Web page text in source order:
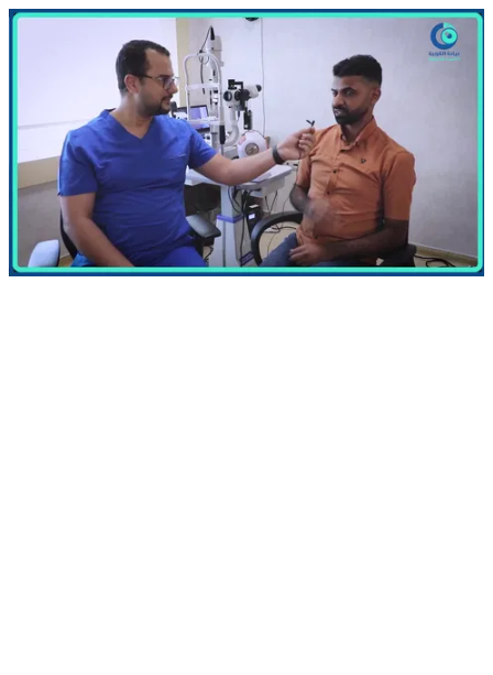
" ثقتك بنفسك هى اللي خلتني اقرر أسوي العملية " هذا ما قاله مريضنا الذي كان يعاني